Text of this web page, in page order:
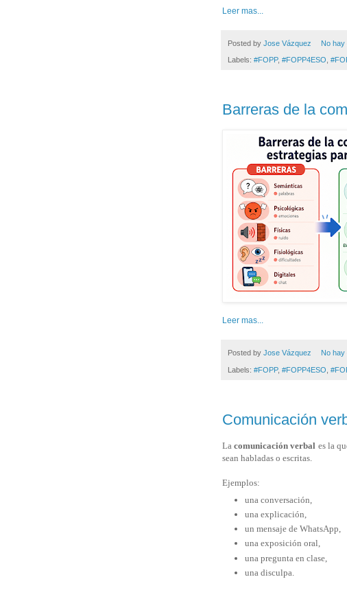
Leer mas...
Posted by Jose Vázquez No hay
Labels: #FOPP, #FOPP4ESO
Barreras de la
Leer mas...
Posted by Jose Vázquez No hay
Labels: #FOPP, #FOPP4ESO
Comunicación
Lacomunicación verbal es la
sean habladas o escritas.
Ejemplos:
una conversación,
una explicación,
un mensaje de WhatsApp,
una exposición oral,
una pregunta en clase,
una disculpa.